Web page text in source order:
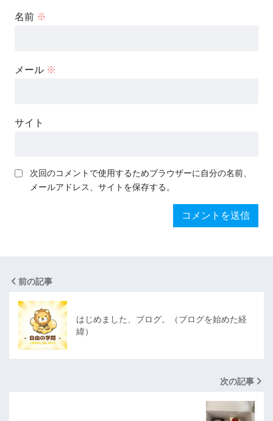
名前 ※
メール ※
サイト
次回のコメントで使用するためブラウザーに自分の名前、
メールアドレス、サイトを保存する。
前の記事
はじめました、ブログ。（ブログを始めた経
緯）
次の記事